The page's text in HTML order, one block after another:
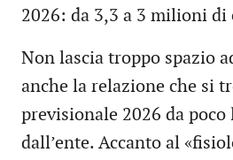
2026: da 3,3 a 3 milioni di
Non lascia troppo spazio
anche la relazione che si
previsionale 2026 da
dall’ente. Accanto al